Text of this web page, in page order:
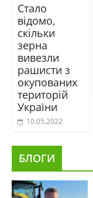
Стало
відомо,
скільки
зерна
вивезли
рашисти з
окупованих
територій
України
10.05.2022
БЛОГИ